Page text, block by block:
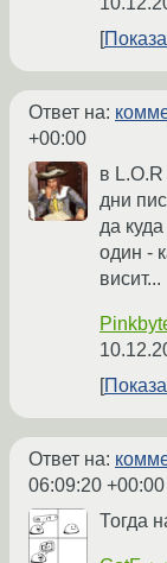
Ответ на:
+00:00
в
дни
да
один -
висит...
Ответ на:
06:09:20 +00:00
Тогда